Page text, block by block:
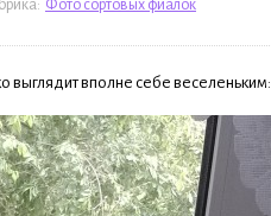
Фото сортовых фиалок
выглядит вполне себе веселеньким: